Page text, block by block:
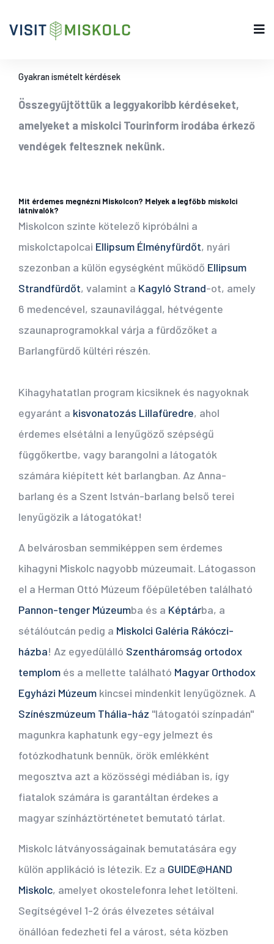
Gyakran ismételt kérdések
Összegyűjtöttük a leggyakoribb kérdéseket,
amelyeket a miskolci Tourinform irodába érkező
vendégek feltesznek nekünk.
Mit érdemes megnézni Miskolcon? Melyek a legfőbb miskolci
látnivalók?
Miskolcon szinte kötelező kipróbálni a
miskolctapolcai Ellipsum Élményfürdőt, nyári
szezonban a külön egységként működő Ellipsum
Strandfürdőt, valamint a Kagyló Strand-ot, amely
6 medencével, szaunavilággal, hétvégente
szaunaprogramokkal várja a fürdőzőket a
Barlangfürdő kültéri részén.
Kihagyhatatlan program kicsiknek és nagyoknak
egyaránt a kisvonatozás Lillafüredre, ahol
érdemes elsétálni a lenyűgöző szépségű
függőkertbe, vagy barangolni a látogatók
számára kiépített két barlangban. Az Anna-
barlang és a Szent István-barlang belső terei
lenyűgözik a látogatókat!
A belvárosban semmiképpen sem érdemes
kihagyni Miskolc nagyobb múzeumait. Látogasson
el a Herman Ottó Múzeum főépületében található
Pannon-tenger Múzeumba és a Képtárba, a
sétálóutcán pedig a Miskolci Galéria Rákóczi-
házba! Az egyedülálló Szentháromság ortodox
templom és a mellette található Magyar Orthodox
Egyházi Múzeum kincsei mindenkit lenyűgöznek. A
Színészmúzeum Thália-ház "látogatói színpadán"
magunkra kaphatunk egy-egy jelmezt és
fotózkodhatunk bennük, örök emlékként
megosztva azt a közösségi médiában is, így
fiatalok számára is garantáltan érdekes a
magyar színháztörténetet bemutató tárlat.
Miskolc látványosságainak bemutatására egy
külön applikáció is létezik. Ez a GUIDE@HAND
Miskolc, amelyet okostelefonra lehet letölteni.
Segítségével 1-2 órás élvezetes sétáival
önállóan fedezheti fel a várost, séta közben